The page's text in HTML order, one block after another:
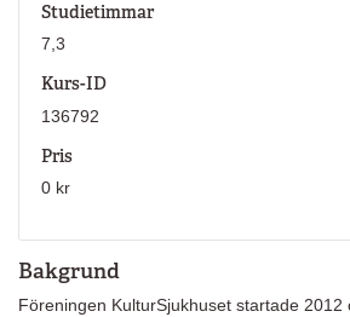
Bakgrund
Föreningen KulturSjukhuset startade 2012
Studietimmar
7,3
Kurs-ID
136792
Pris
0 kr